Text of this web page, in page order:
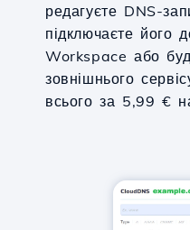
редагуєте DNS-
підключаєте його
Workspace або
зовнішнього
всього за 5,99 €